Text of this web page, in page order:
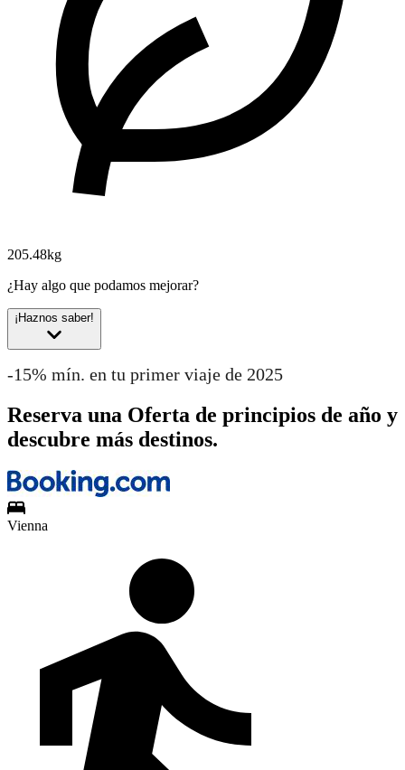
205.48kg
¿Hay algo que podamos mejorar?
¡Haznos saber!
-15% mín. en tu primer viaje de 2025
Reserva una Oferta de principios de año y
descubre más destinos.
Vienna